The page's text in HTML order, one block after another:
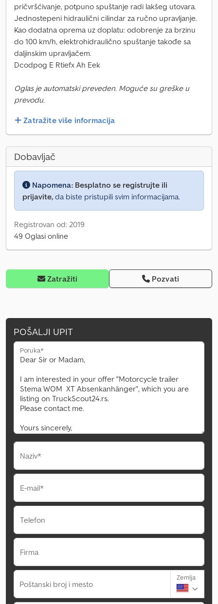
pričvršćivanje, potpuno spuštanje radi lakšeg utovara.
Jednostepeni hidraulični cilindar za ručno upravljanje.
Kao dodatna oprema uz doplatu: odobrenje za brzinu
do 100 km/h, elektrohidraulično spuštanje takođe sa
daljinskim upravljačem.
Dcodpog E Rtiefx Ah Eek
Oglas je automatski preveden. Moguće su greške u
prevodu.
Zatražite više informacija
Dobavljač
Napomena: Besplatno se registrujte ili
prijavite, da biste pristupili svim informacijama.
Registrovan od: 2019
49 Oglasi online
Zatražiti Pozvati
POŠALJI UPIT
Poruka*
Naziv*
E-mail*
Telefon
Firma
Poštanski broj i mesto
Zemlja